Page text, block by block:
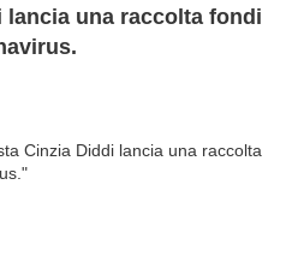
una raccolta fondi